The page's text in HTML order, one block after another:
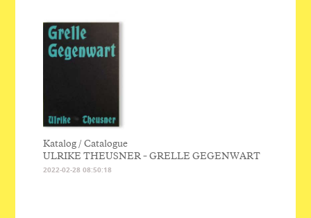
Katalog / Catalogue
ULRIKE THEUSNER – GRELLE GEGENWART
2022-02-28 08:50:18